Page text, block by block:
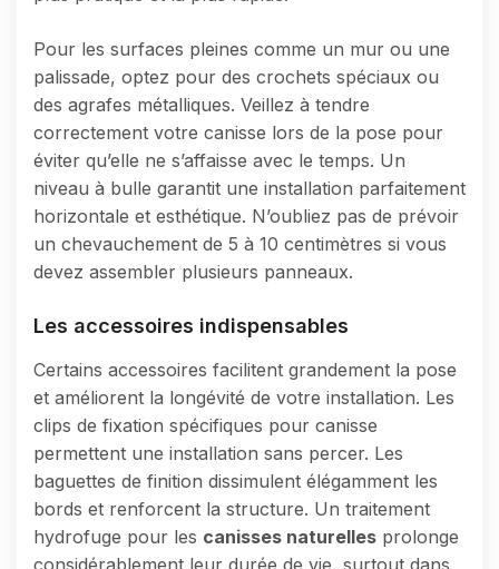
Pour les surfaces pleines comme un mur ou une
palissade, optez pour des crochets spéciaux ou
des agrafes métalliques. Veillez à tendre
correctement votre canisse lors de la pose pour
éviter qu’elle ne s’affaisse avec le temps. Un
niveau à bulle garantit une installation parfaitement
horizontale et esthétique. N’oubliez pas de prévoir
un chevauchement de 5 à 10 centimètres si vous
devez assembler plusieurs panneaux.
Les accessoires indispensables
Certains accessoires facilitent grandement la pose
et améliorent la longévité de votre installation. Les
clips de fixation spécifiques pour canisse
permettent une installation sans percer. Les
baguettes de finition dissimulent élégamment les
bords et renforcent la structure. Un traitement
hydrofuge pour les canisses naturelles prolonge
considérablement leur durée de vie, surtout dans